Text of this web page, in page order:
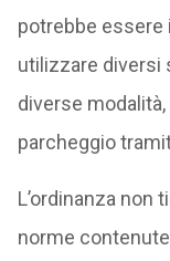
potrebbe
utilizzare diversi
diverse
parcheggio
L’ordinanza non
norme contenute